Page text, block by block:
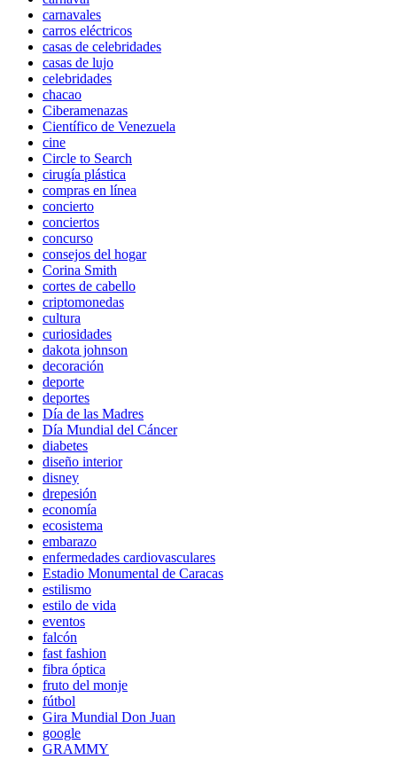
carnavales
carros eléctricos
casas de celebridades
casas de lujo
celebridades
chacao
Ciberamenazas
Científico de Venezuela
cine
Circle to Search
cirugía plástica
compras en línea
concierto
conciertos
concurso
consejos del hogar
Corina Smith
cortes de cabello
criptomonedas
cultura
curiosidades
dakota johnson
decoración
deporte
deportes
Día de las Madres
Día Mundial del Cáncer
diabetes
diseño interior
disney
drepesión
economía
ecosistema
embarazo
enfermedades cardiovasculares
Estadio Monumental de Caracas
estilismo
estilo de vida
eventos
falcón
fast fashion
fibra óptica
fruto del monje
fútbol
Gira Mundial Don Juan
google
GRAMMY